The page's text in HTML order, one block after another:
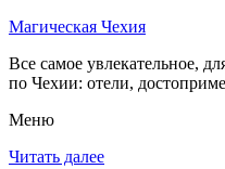
Магическая Чехия
Все самое увлекательное,
по Чехии: отели,
Меню
Читать далее